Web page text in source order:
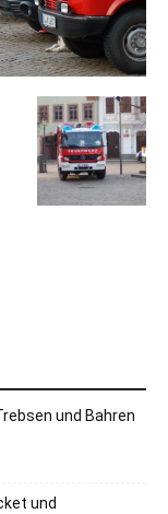
und Bahren
und